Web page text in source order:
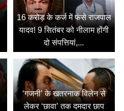
16 करोड़ के कर्ज में फंसे राजपाल
यादव! 9 सितंबर को नीलाम होंगी
दो संपत्तियां,...
‘गजनी’ के खतरनाक विलेन से
लेकर ‘छावा’ तक दमदार छाप